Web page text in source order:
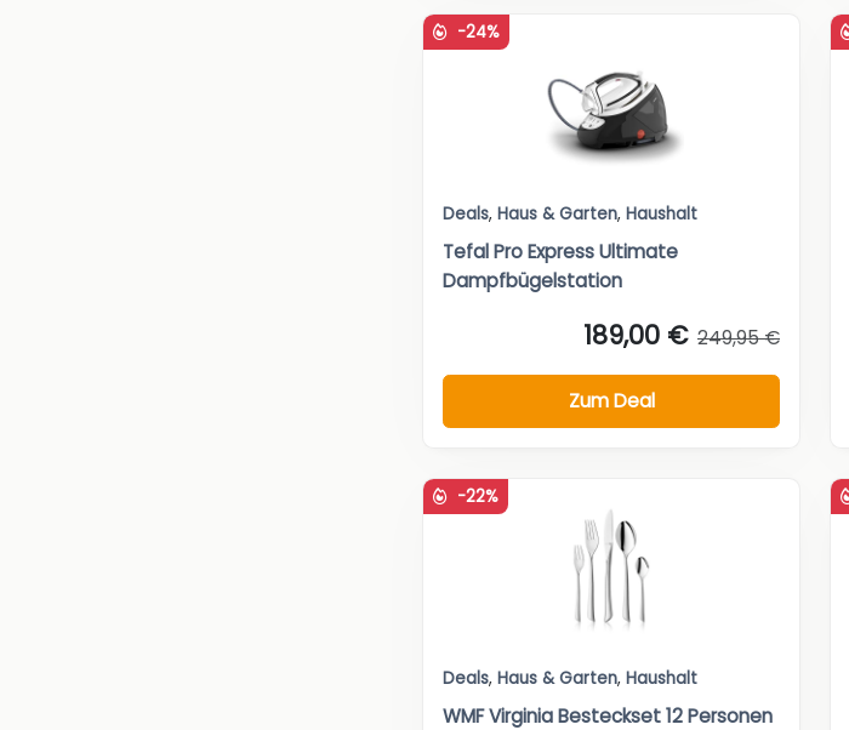
-24%
Deals, Haus & Garten, Haushalt
Tefal Pro Express Ultimate
Dampfbügelstation
189,00 € 249,95 €
Zum Deal
-22%
Deals, Haus & Garten, Haushalt
WMF Virginia Besteckset 12 Personen